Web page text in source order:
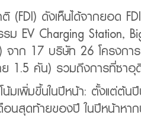
(FDI) ดังเห็นได้จากยอด
ม EV Charging
าก 17 บริษัท 26 โครงก
1.5 คัน) รวมถึงการที่ซาอุ
มเพิ่มขึ้นในปีหน้า: ตั้งแต่ต้
อนสุดท้ายของปี ในปีหน้าหา